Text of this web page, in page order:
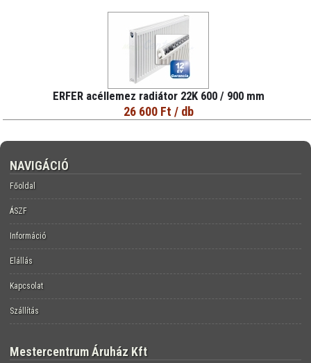
ERFER acéllemez radiátor 22K 600 / 900 mm
26 600 Ft / db
NAVIGÁCIÓ
Főoldal
ÁSZF
Információ
Elállás
Kapcsolat
Szállítás
Mestercentrum Áruház Kft